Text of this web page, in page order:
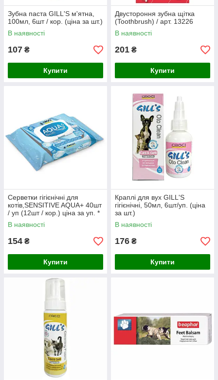
Зубна паста GILL'S м'ятна,
100мл, 6шт / кор. (ціна за шт.)
В наявності
107 ₴
Купити
Двустороння зубна щітка
(Toothbrush) / арт. 13226
В наявності
201 ₴
Купити
Серветки гігієнічні для
котів,SENSITIVE AQUA+ 40шт
/ уп (12шт / кор.) ціна за уп. *
В наявності
154 ₴
Купити
Краплі для вух GILL'S
гігієнічні, 50мл, 6шт/уп. (ціна
за шт.)
В наявності
176 ₴
Купити